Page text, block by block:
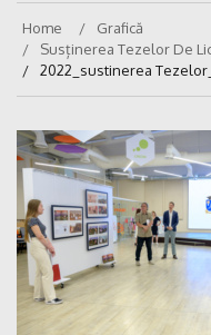
Home
Grafică
Susținerea Tezelor De
2022_sustinerea